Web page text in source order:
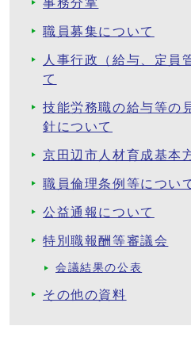
事務分掌
職員募集について
人事行政（給与、定員
て
技能労務職の給与等の
針について
京田辺市人材育成基本
職員倫理条例等につい
公益通報について
特別職報酬等審議会
会議結果の公表
その他の資料